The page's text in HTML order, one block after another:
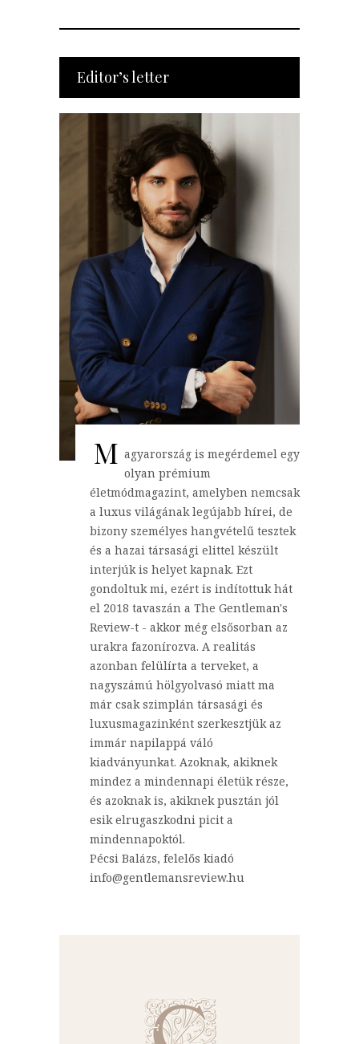
Editor’s letter
M agyarország is megérdemel egy
olyan prémium
életmódmagazint, amelyben nemcsak
a luxus világának legújabb hírei, de
bizony személyes hangvételű tesztek
és a hazai társasági elittel készült
interjúk is helyet kapnak. Ezt
gondoltuk mi, ezért is indítottuk hát
el 2018 tavaszán a The Gentleman's
Review-t - akkor még elsősorban az
urakra fazonírozva. A realitás
azonban felülírta a terveket, a
nagyszámú hölgyolvasó miatt ma
már csak szimplán társasági és
luxusmagazinként szerkesztjük az
immár napilappá váló
kiadványunkat. Azoknak, akiknek
mindez a mindennapi életük része,
és azoknak is, akiknek pusztán jól
esik elrugaszkodni picit a
mindennapoktól.
Pécsi Balázs, felelős kiadó
info@gentlemansreview.hu